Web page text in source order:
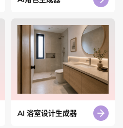
AI 浴室设计生成器